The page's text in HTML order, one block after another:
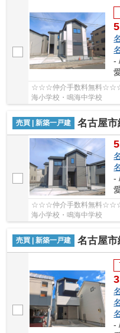
-
☆☆☆仲介手数料無料☆☆☆
海小学校・鳴海中学校
売買 | 新築一戸建 名古屋市緑区鳴海町
-
☆☆☆仲介手数料無料☆☆☆
海小学校・鳴海中学校
売買 | 新築一戸建 名古屋市緑区鳴海
-